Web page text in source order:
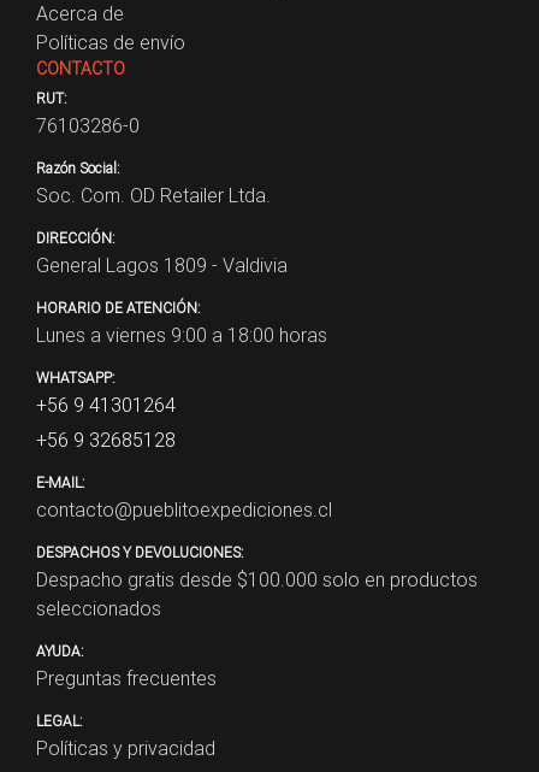
Acerca de
Políticas de envío
CONTACTO
RUT:
76103286-0
Razón Social:
Soc. Com. OD Retailer Ltda.
DIRECCIÓN:
General Lagos 1809 - Valdivia
HORARIO DE ATENCIÓN:
Lunes a viernes 9:00 a 18:00 horas
WHATSAPP:
+56 9 41301264
+56 9 32685128
E-MAIL:
contacto@pueblitoexpediciones.cl
DESPACHOS Y DEVOLUCIONES:
Despacho gratis desde $100.000 solo en productos
seleccionados
AYUDA:
Preguntas frecuentes
LEGAL:
Políticas y privacidad